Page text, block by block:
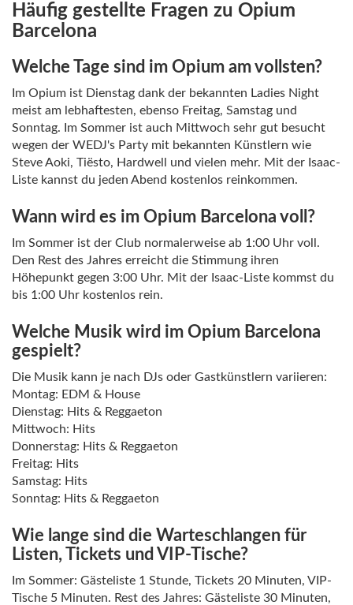
Häufig gestellte Fragen zu Opium
Barcelona
Welche Tage sind im Opium am vollsten?
Im Opium ist Dienstag dank der bekannten Ladies Night
meist am lebhaftesten, ebenso Freitag, Samstag und
Sonntag. Im Sommer ist auch Mittwoch sehr gut besucht
wegen der WEDJ's Party mit bekannten Künstlern wie
Steve Aoki, Tiësto, Hardwell und vielen mehr. Mit der Isaac-
Liste kannst du jeden Abend kostenlos reinkommen.
Wann wird es im Opium Barcelona voll?
Im Sommer ist der Club normalerweise ab 1:00 Uhr voll.
Den Rest des Jahres erreicht die Stimmung ihren
Höhepunkt gegen 3:00 Uhr. Mit der Isaac-Liste kommst du
bis 1:00 Uhr kostenlos rein.
Welche Musik wird im Opium Barcelona
gespielt?
Die Musik kann je nach DJs oder Gastkünstlern variieren:
Montag: EDM & House
Dienstag: Hits & Reggaeton
Mittwoch: Hits
Donnerstag: Hits & Reggaeton
Freitag: Hits
Samstag: Hits
Sonntag: Hits & Reggaeton
Wie lange sind die Warteschlangen für
Listen, Tickets und VIP-Tische?
Im Sommer: Gästeliste 1 Stunde, Tickets 20 Minuten, VIP-
Tische 5 Minuten. Rest des Jahres: Gästeliste 30 Minuten,